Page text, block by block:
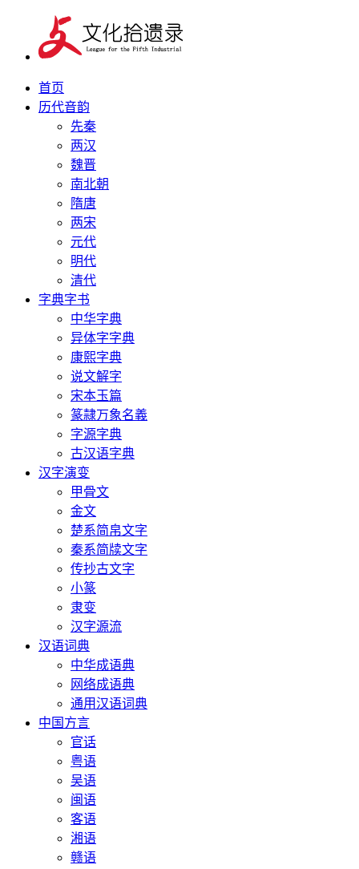
首页
历代音韵
先秦
两汉
魏晋
南北朝
隋唐
两宋
元代
明代
清代
字典字书
中华字典
异体字字典
康熙字典
说文解字
宋本玉篇
篆隷万象名義
字源字典
古汉语字典
汉字演变
甲骨文
金文
楚系简帛文字
秦系简牍文字
传抄古文字
小篆
隶变
汉字源流
汉语词典
中华成语典
网络成语典
通用汉语词典
中国方言
官话
粤语
吴语
闽语
客语
湘语
赣语